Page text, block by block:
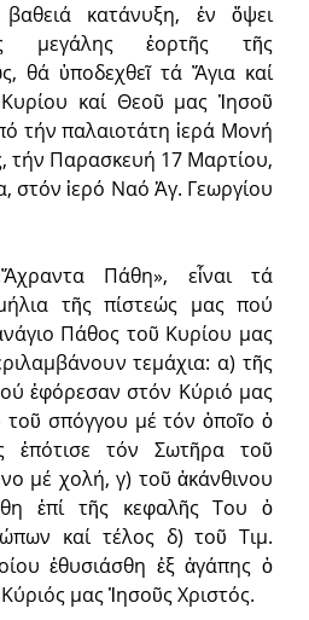
κατάνυξη, ἐν ὄψει
μεγάλης ἑορτῆς τῆς
θά ὑποδεχθεῖ τά Ἅγια καί
καί Θεοῦ μας Ἰησοῦ
τήν παλαιοτάτη ἱερά Μονή
τήν Παρασκευή 17 Μαρτίου,
στόν ἱερό Ναό Ἁγ. Γεωργίου
Πάθη», εἶναι τά
τῆς πίστεώς μας πού
Πάθος τοῦ Κυρίου μας
τεμάχια: α) τῆς
ἐφόρεσαν στόν Κύριό μας
σπόγγου μέ τόν ὁποῖο ὁ
ἐπότισε τόν Σωτῆρα τοῦ
μέ χολή, γ) τοῦ ἀκάν­θινου
ἐπί τῆς κεφαλῆς Του ὁ
καί τέλος δ) τοῦ Τιμ.
ἐθυσιάσθη ἐξ ἀγάπης ὁ
μας Ἰησοῦς Χριστός.